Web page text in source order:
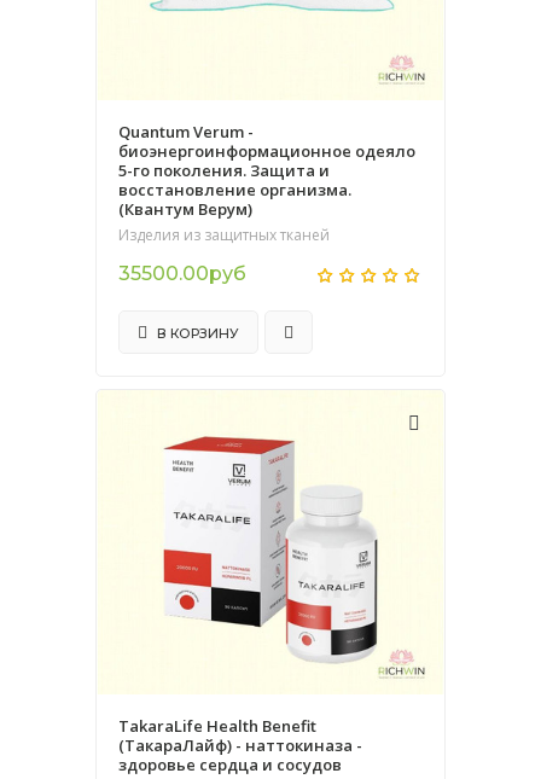
Quantum Verum -
биоэнергоинформационное одеяло
5-го поколения. Защита и
восстановление организма.
(Квантум Верум)
Изделия из защитных тканей
35500.00руб
В КОРЗИНУ
TakaraLife Health Benefit
(ТакараЛайф) - наттокиназа -
здоровье сердца и сосудов